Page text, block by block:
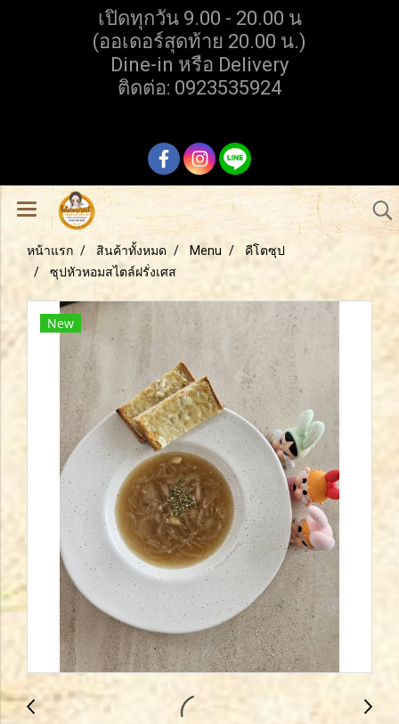
เปิดทุกวัน 9.00 - 20.00 น
(ออเดอร์สุดท้าย 20.00 น.)
Dine-in หรือ Delivery
ติดต่อ: 0923535924
หน้าแรก สินค้าทั้งหมด Menu
คีโตซุป
ซุปหัวหอมสไตล์ฝรั่งเศส
New